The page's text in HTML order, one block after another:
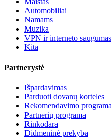
Automobiliai
Namams
Muzika
VPN ir interneto saugumas
Kita
Partnerystė
Išpardavimas
Parduoti dovanų korteles
Rekomendavimo programa
Partnerių programa
Rinkodara
Didmeninė prekyba